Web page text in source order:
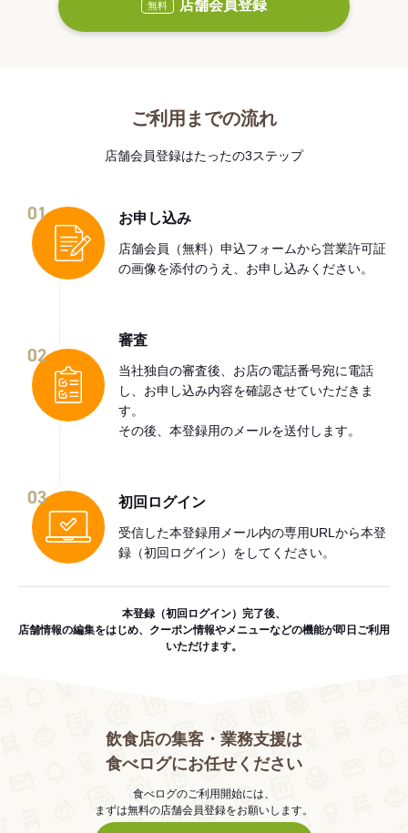
無料 店舗会員登録
ご利用までの流れ
店舗会員登録はたったの3ステップ
01 お申し込み
店舗会員（無料）申込フォームから営業許可証
の画像を添付のうえ、お申し込みください。
02
審査
当社独自の審査後、お店の電話番号宛に電話
し、お申し込み内容を確認させていただきま
す。
その後、本登録用のメールを送付します。
03 初回ログイン
受信した本登録用メール内の専用URLから本登
録（初回ログイン）をしてください。
本登録（初回ログイン）完了後、
店舗情報の編集をはじめ、クーポン情報やメニューなどの機能が即日ご利用
いただけます。
飲食店の集客・業務支援は
食べログにお任せください
食べログのご利用開始には、
まずは無料の店舗会員登録をお願いします。